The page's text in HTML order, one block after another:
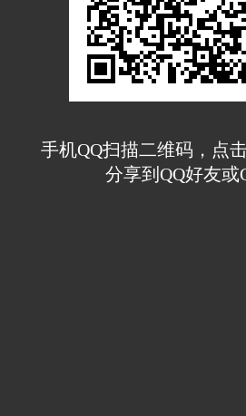
手机QQ扫描二维码，点
分享到QQ好友或